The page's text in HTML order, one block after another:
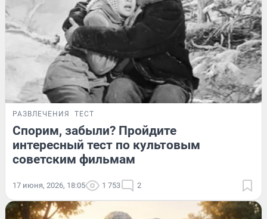
РАЗВЛЕЧЕНИЯ ТЕСТ
Спорим, забыли? Пройдите
интересный тест по культовым
советским фильмам
17 июня, 2026, 18:05 1 753 2